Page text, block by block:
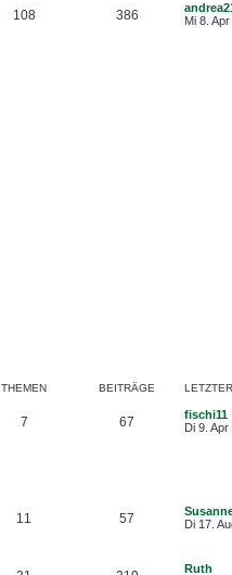
108 386
Mi 8.
THEMEN BEITRÄGE
7 67 fischi11
Di 9.
11 57
Di 17.
Ruth